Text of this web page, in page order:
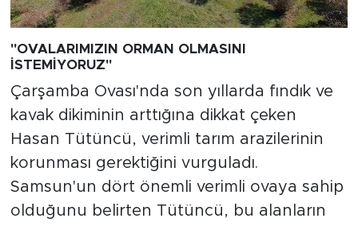
"OVALARIMIZIN ORMAN OLMASINI
İSTEMİYORUZ"
Çarşamba Ovası'nda son yıllarda fındık ve
kavak dikiminin arttığına dikkat çeken
Hasan Tütüncü, verimli tarım arazilerinin
korunması gerektiğini vurguladı.
Samsun'un dört önemli verimli ovaya sahip
olduğunu belirten Tütüncü, bu alanların